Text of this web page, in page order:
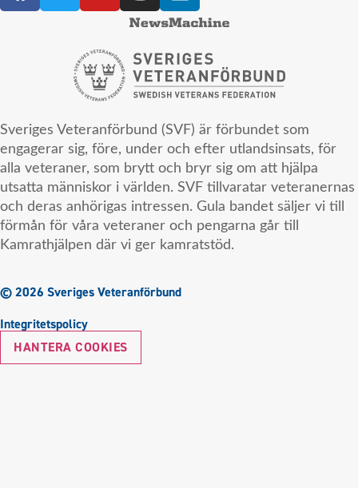
Sveriges Veteranförbund (SVF) är förbundet som
engagerar sig, före, under och efter utlandsinsats, för
alla veteraner, som brytt och bryr sig om att hjälpa
utsatta människor i världen. SVF tillvaratar veteranernas
och deras anhörigas intressen. Gula bandet säljer vi till
förmån för våra veteraner och pengarna går till
Kamrathjälpen där vi ger kamratstöd.
© 2026 Sveriges Veteranförbund
Integritetspolicy
HANTERA COOKIES